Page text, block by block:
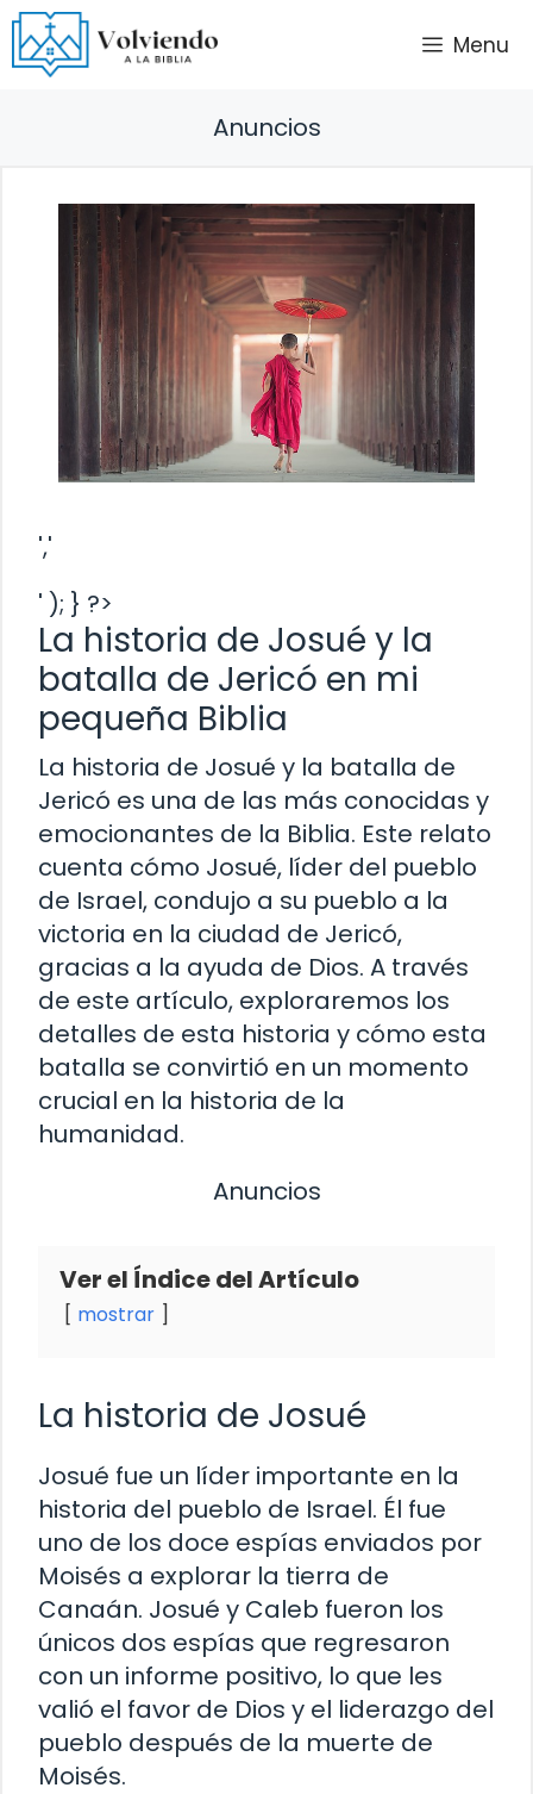
Saltar
al
contenido
Menu
Anuncios
','
' ); } ?>
La historia de Josué y la
batalla de Jericó en mi
pequeña Biblia
La historia de Josué y la batalla de
Jericó es una de las más conocidas y
emocionantes de la Biblia. Este relato
cuenta cómo Josué, líder del pueblo
de Israel, condujo a su pueblo a la
victoria en la ciudad de Jericó,
gracias a la ayuda de Dios. A través
de este artículo, exploraremos los
detalles de esta historia y cómo esta
batalla se convirtió en un momento
crucial en la historia de la
humanidad.
Anuncios
Ver el Índice del Artículo
mostrar
La historia de Josué
Josué fue un líder importante en la
historia del pueblo de Israel. Él fue
uno de los doce espías enviados por
Moisés a explorar la tierra de
Canaán. Josué y Caleb fueron los
únicos dos espías que regresaron
con un informe positivo, lo que les
valió el favor de Dios y el liderazgo del
pueblo después de la muerte de
Moisés.